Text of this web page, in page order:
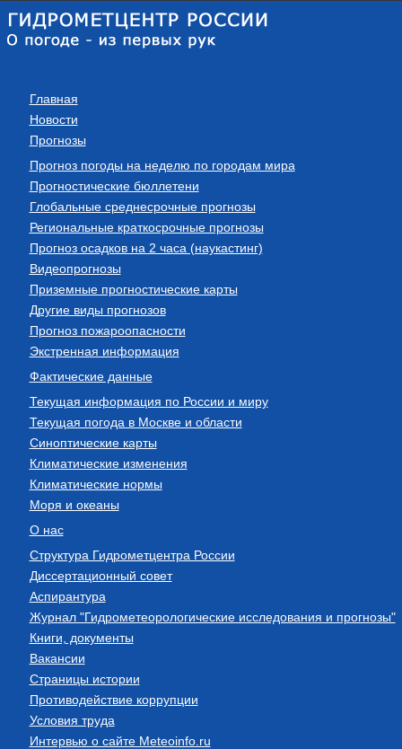
Главная
Новости
Прогнозы
Прогноз погоды на неделю по городам мира
Прогностические бюллетени
Глобальные среднесрочные прогнозы
Региональные краткосрочные прогнозы
Прогноз осадков на 2 часа (наукастинг)
Видеопрогнозы
Приземные прогностические карты
Другие виды прогнозов
Прогноз пожароопасности
Экстренная информация
Фактические данные
Текущая информация по России и миру
Текущая погода в Москве и области
Синоптические карты
Климатические изменения
Климатические нормы
Моря и океаны
О нас
Структура Гидрометцентра России
Диссертационный совет
Аспирантура
Журнал "Гидрометеорологические исследования и прогнозы"
Книги, документы
Вакансии
Страницы истории
Противодействие коррупции
Условия труда
Интервью о сайте Meteoinfo.ru